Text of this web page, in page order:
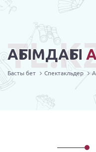
АҒЫМДАҒЫ
Басты бет Спектакльдер